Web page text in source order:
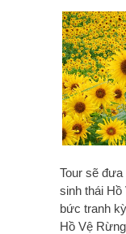
Tour sẽ
sinh thái
bức tranh
Hồ Vệ